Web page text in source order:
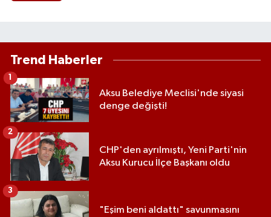
Trend Haberler
Aksu Belediye Meclisi'nde siyasi
denge değişti!
1
CHP'den ayrılmıştı, Yeni Parti'nin
Aksu Kurucu İlçe Başkanı oldu
2
"Eşim beni aldattı" savunmasını
3